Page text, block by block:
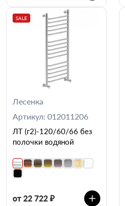
SALE
Лесенка
Артикул: 012011206
ЛТ (г2)-120/60/66 без
полочки водяной
от 22 722 ₽